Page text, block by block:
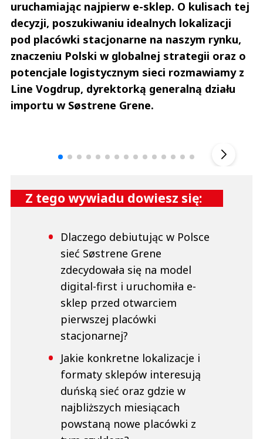
uruchamiając najpierw e-sklep. O kulisach tej
decyzji, poszukiwaniu idealnych lokalizacji
pod placówki stacjonarne na naszym rynku,
znaczeniu Polski w globalnej strategii oraz o
potencjale logistycznym sieci rozmawiamy z
Line Vogdrup, dyrektorką generalną działu
importu w Søstrene Grene.
Z tego wywiadu dowiesz się:
Dlaczego debiutując w Polsce
sieć Søstrene Grene
zdecydowała się na model
digital-first i uruchomiła e-
sklep przed otwarciem
pierwszej placówki
stacjonarnej?
Jakie konkretne lokalizacje i
formaty sklepów interesują
duńską sieć oraz gdzie w
najbliższych miesiącach
powstaną nowe placówki z